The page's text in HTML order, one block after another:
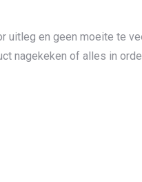
en geen moeite te
nagekeken of alles in